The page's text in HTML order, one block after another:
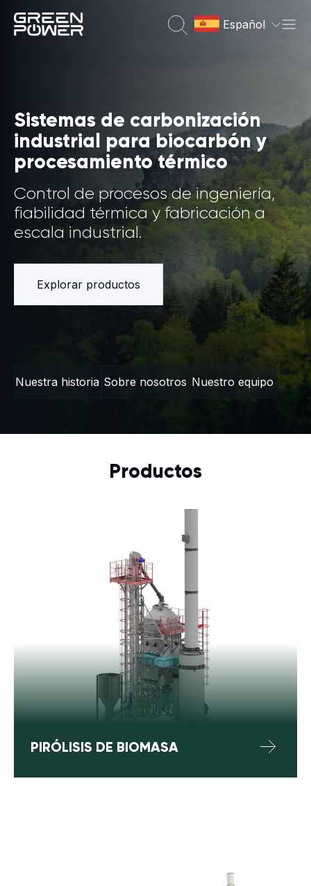
Español
Sistemas de carbonización
industrial para biocarbón y
procesamiento térmico
Control de procesos de ingeniería,
fiabilidad térmica y fabricación a
escala industrial.
Explorar productos
Nuestra historia Sobre nosotros Nuestro equipo
Productos
PIRÓLISIS DE BIOMASA